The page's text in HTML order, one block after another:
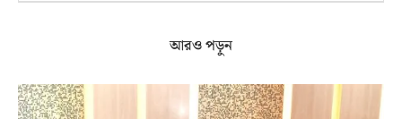
আরও পড়ুন